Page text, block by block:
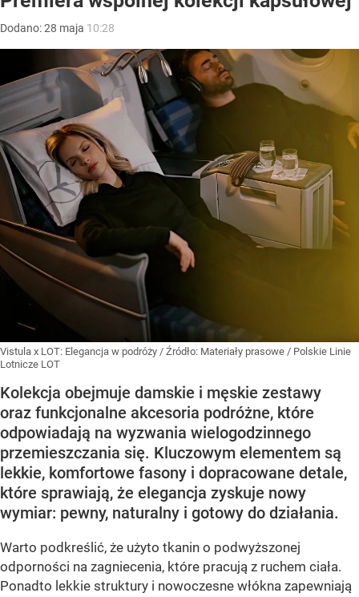
Dodano:28 maja 10:28
Vistula x LOT: Elegancja w podróży / Źródło: Materiały prasowe / Polskie Linie
Lotnicze LOT
Kolekcja obejmuje damskie i męskie zestawy
oraz funkcjonalne akcesoria podróżne, które
odpowiadają na wyzwania wielogodzinnego
przemieszczania się. Kluczowym elementem są
lekkie, komfortowe fasony i dopracowane detale,
które sprawiają, że elegancja zyskuje nowy
wymiar: pewny, naturalny i gotowy do działania.
Warto podkreślić, że użyto tkanin o podwyższonej
odporności na zagniecenia, które pracują z ruchem ciała.
Ponadto lekkie struktury i nowoczesne włókna zapewniają